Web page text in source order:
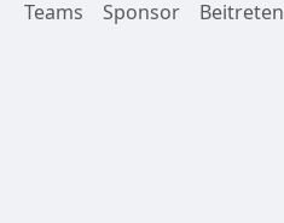
Teams
Sponsor Beitreten